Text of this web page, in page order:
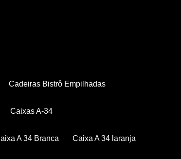
Cadeiras Bistrô Empilhadas
Caixas A-34
Caixa A 34 Branca Caixa A 34 laranja